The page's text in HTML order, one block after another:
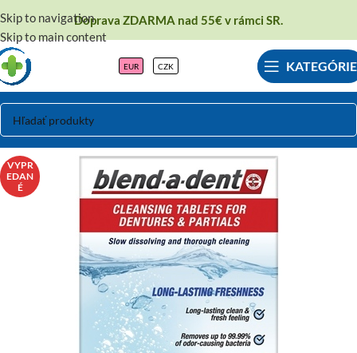
Skip to navigation
Skip to main content
Doprava ZDARMA nad 55€ v rámci SR.
EUR CZK KATEGÓRIE
VYPR
EDAN
É